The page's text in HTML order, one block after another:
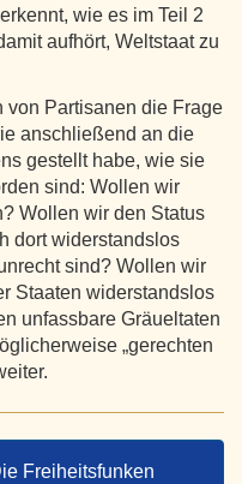
wie es im Teil 2
aufhört, Weltstaat zu
von Partisanen die Frage
anschließend an die
gestellt habe, wie sie
sind: Wollen wir
Wollen wir den Status
dort widerstandslos
sind? Wollen wir
Staaten widerstandslos
unfassbare Gräueltaten
„gerechten
Freiheitsfunken